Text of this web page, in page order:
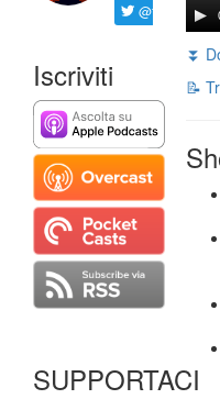
@ftrava
Iscriviti
SUPPORTACI
⏬
📝